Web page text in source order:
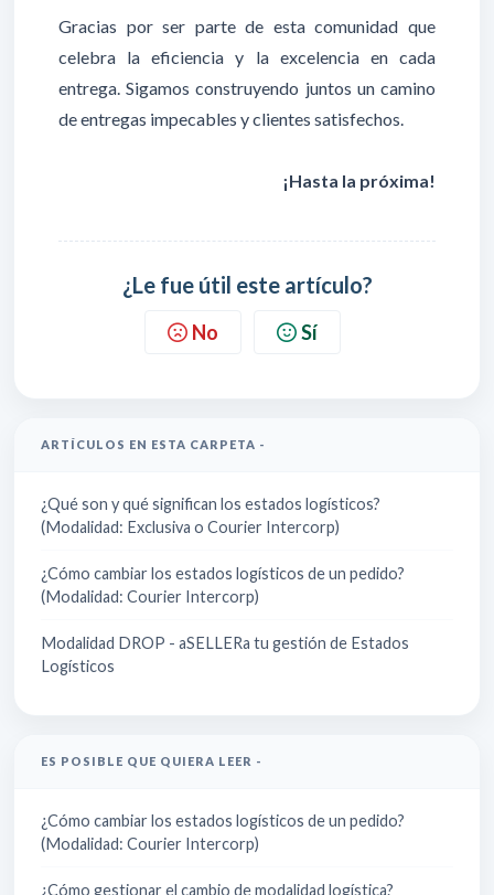
Gracias por ser parte de esta comunidad que
celebra la eficiencia y la excelencia en cada
entrega. Sigamos construyendo juntos un camino
de entregas impecables y clientes satisfechos.
¡Hasta la próxima!
¿Le fue útil este artículo?
No Sí
ARTÍCULOS EN ESTA CARPETA -
¿Qué son y qué significan los estados logísticos?
(Modalidad: Exclusiva o Courier Intercorp)
¿Cómo cambiar los estados logísticos de un pedido?
(Modalidad: Courier Intercorp)
Modalidad DROP - aSELLERa tu gestión de Estados
Logísticos
ES POSIBLE QUE QUIERA LEER -
¿Cómo cambiar los estados logísticos de un pedido?
(Modalidad: Courier Intercorp)
¿Cómo gestionar el cambio de modalidad logística?